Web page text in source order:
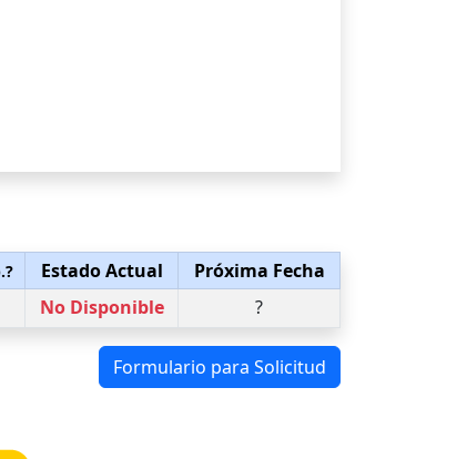
Estado Actual
Próxima Fecha
No Disponible ?
Formulario para Solicitud